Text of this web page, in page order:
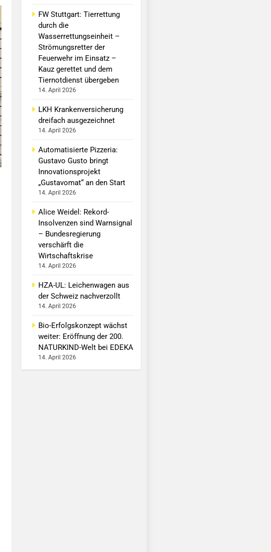
FW Stuttgart: Tierrettung
durch die
Wasserrettungseinheit –
Strömungsretter der
Feuerwehr im Einsatz –
Kauz gerettet und dem
Tiernotdienst übergeben
14. April 2026
LKH Krankenversicherung
dreifach ausgezeichnet
14. April 2026
Automatisierte Pizzeria:
Gustavo Gusto bringt
Innovationsprojekt
„Gustavomat“ an den Start
14. April 2026
Alice Weidel: Rekord-
Insolvenzen sind Warnsignal
– Bundesregierung
verschärft die
Wirtschaftskrise
14. April 2026
HZA-UL: Leichenwagen aus
der Schweiz nachverzollt
14. April 2026
Bio-Erfolgskonzept wächst
weiter: Eröffnung der 200.
NATURKIND-Welt bei EDEKA
14. April 2026